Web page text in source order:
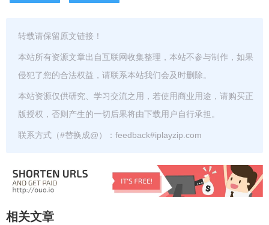
转载请保留原文链接！
本站所有资源文章出自互联网收集整理，本站不参与制作，如果
侵犯了您的合法权益，请联系本站我们会及时删除。
本站资源仅供研究、学习交流之用，若使用商业用途，请购买正
版授权，否则产生的一切后果将由下载用户自行承担。
联系方式（#替换成@）：feedback#iplayzip.com
相关文章